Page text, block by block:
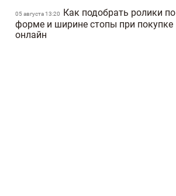
на стоимость недвижимости
25 февраля 18:21
05 августа 13:20
Как подобрать ролики по
форме и ширине стопы при покупке
онлайн